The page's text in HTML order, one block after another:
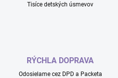
Tisíce detských úsmevov
RÝCHLA DOPRAVA
Odosielame cez DPD a Packeta